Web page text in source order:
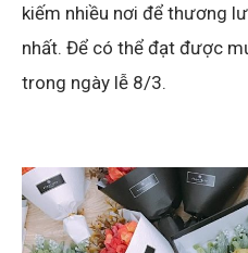
kiếm nhiều nơi để thương
nhất. Để có thể đạt được
trong ngày lễ 8/3.